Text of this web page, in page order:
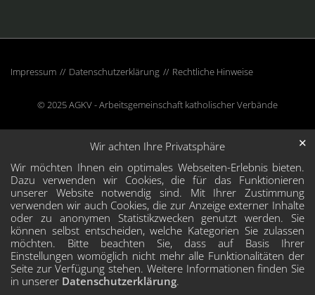
Wir achten Ihre Privatsphäre
Wir möchten Ihnen ein optimales Webseiten-Erlebnis bieten.
Dazu verwenden wir Cookies, die für das Funktionieren
unserer Website notwendig sind. Mit Ihrer Zustimmung
verwenden wir auch Cookies, die zur Anzeige externer Inhalte
oder zu anonymen Statistikzwecken genutzt werden. Sie
können selbst entscheiden, welche Kategorien Sie zulassen
möchten. Bitte beachten Sie, dass auf Basis Ihrer
Einstellungen womöglich nicht mehr alle Funktionalitäten der
Seite zur Verfügung stehen. Weitere Informationen finden Sie
in unserer Datenschutzerklärung.
✕
Impressum Datenschutzerklärung Rechtliche Hinweise
© 2025 AGKV - Arbeitsgemeinschaft katholischer Verbände